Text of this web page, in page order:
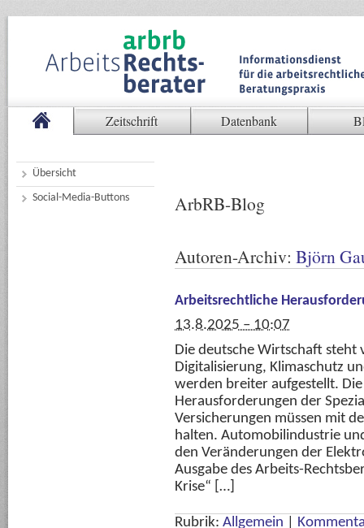
Zeitschrift Datenbank
Übersicht
Social-Media-Buttons
ArbRB-Blog
Autoren-Archiv: Björn
Arbeitsrechtliche
13.8.2025 – 10:07
Die deutsche Wirtschaft
Digitalisierung, Klimaschutz
werden breiter aufgestellt.
Herausforderungen der
Versicherungen müssen mit
halten. Automobilindustrie
den Veränderungen der
Ausgabe des Arbeits-
Krise“ […]
Rubrik: Allgemein